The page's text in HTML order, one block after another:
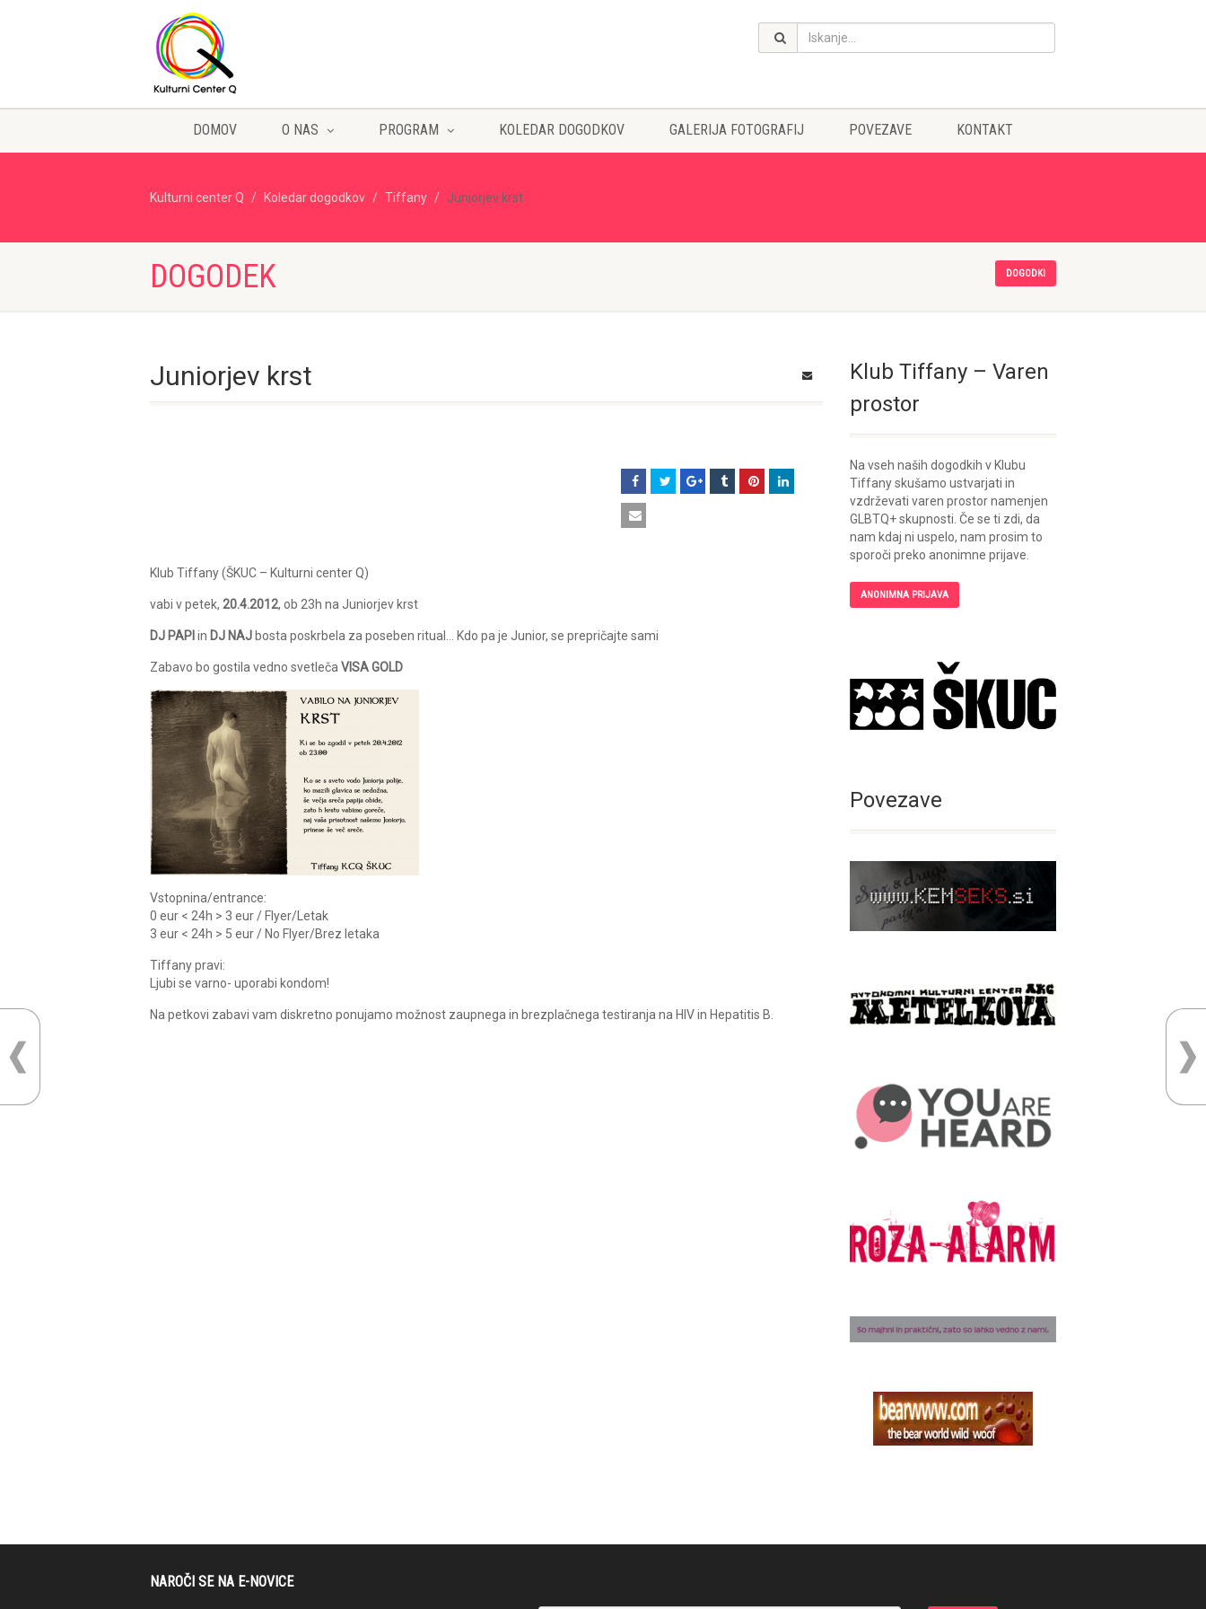
DOMOV O NAS PROGRAM KOLEDAR DOGODKOV GALERIJA FOTOGRAFIJ POVEZAVE KONTAKT
Kulturni center Q Koledar dogodkov Tiffany Juniorjev krst
DOGODEK DOGODKI
Juniorjev krst
Klub Tiffany (ŠKUC – Kulturni center Q)
vabi v petek, 20.4.2012, ob 23h na Juniorjev krst
DJ PAPI in DJ NAJ bosta poskrbela za poseben ritual… Kdo pa je Junior, se prepričajte sami
Zabavo bo gostila vedno svetleča VISA GOLD
Vstopnina/entrance:
0 eur < 24h > 3 eur / Flyer/Letak
3 eur < 24h > 5 eur / No Flyer/Brez letaka
Tiffany pravi:
Ljubi se varno- uporabi kondom!
Na petkovi zabavi vam diskretno ponujamo možnost zaupnega in brezplačnega testiranja na HIV in Hepatitis B.
Klub Tiffany – Varen
prostor
Na vseh naših dogodkih v Klubu
Tiffany skušamo ustvarjati in
vzdrževati varen prostor namenjen
GLBTQ+ skupnosti. Če se ti zdi, da
nam kdaj ni uspelo, nam prosim to
sporoči preko anonimne prijave.
ANONIMNA PRIJAVA
Povezave
NAROČI SE NA E-NOVICE